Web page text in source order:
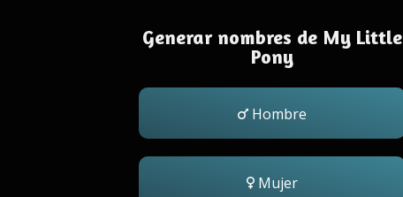
Generar nombres de My Little
Pony
Hombre
Mujer